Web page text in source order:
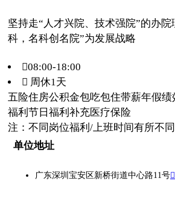
坚持走“人才兴院、技术强院”的办院
科，名科创名院”为发展战略
08:00-18:00
 周休1天
五险住房公积金包吃包住带薪年假绩
福利 节日福利 补充医疗保险
注：不同岗位福利/上班时间有所不同
单位地址
广东深圳宝安区新桥街道中心路11号